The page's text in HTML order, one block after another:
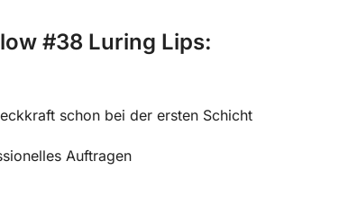
#38 Luring Lips:
schon bei der ersten Schicht
Auftragen